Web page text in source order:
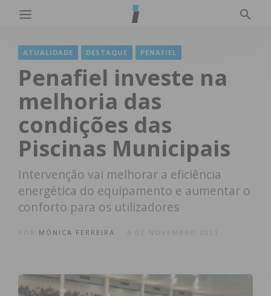
ATUALIDADE DESTAQUE PENAFIEL
Penafiel investe na
melhoria das
condições das
Piscinas Municipais
Intervenção vai melhorar a eficiência
energética do equipamento e aumentar o
conforto para os utilizadores
MÓNICA FERREIRA 4 DE NOVEMBRO 2021